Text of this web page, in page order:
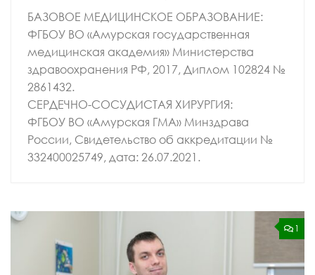
БАЗОВОЕ МЕДИЦИНСКОЕ ОБРАЗОВАНИЕ:
ФГБОУ ВО «Амурская государственная
медицинская академия» Министерства
здравоохранения РФ, 2017, Диплом 102824 №
2861432.
СЕРДЕЧНО-СОСУДИСТАЯ ХИРУРГИЯ:
ФГБОУ ВО «Амурская ГМА» Минздрава
России, Свидетельство об аккредитации №
332400025749, дата: 26.07.2021.
1